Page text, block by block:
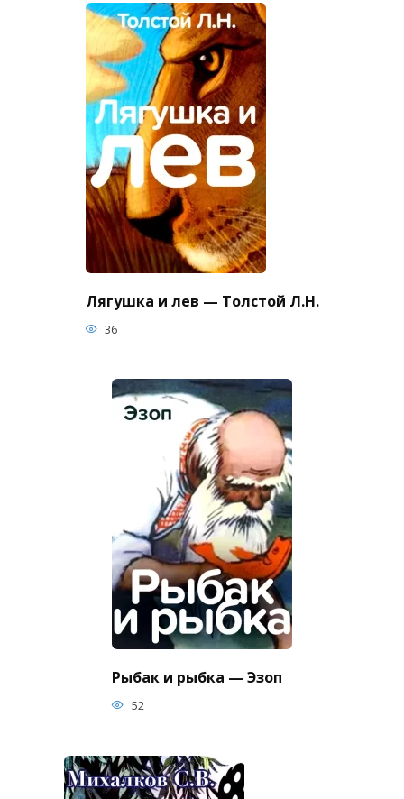
Лягушка и лев — Толстой Л.Н.
36
Рыбак и рыбка — Эзоп
52